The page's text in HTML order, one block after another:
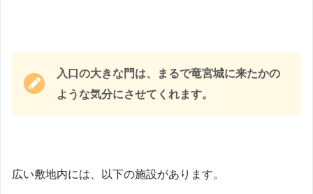
入口の大きな門は、まるで竜宮城に来たかの
ような気分にさせてくれます。
広い敷地内には、以下の施設があります。